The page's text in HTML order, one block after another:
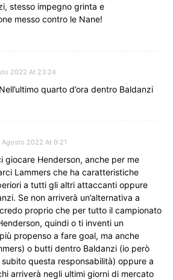
stesso impegno grinta e
messo contro le Nane!
2022 At 23:24
quarto d’ora dentro Baldanzi
Agosto 2022 At 9:21
giocare Henderson, anche per me
Lammers che ha caratteristiche
a tutti gli altri attaccanti oppure
Se non arriverà un’alternativa a
proprio che per tutto il campionato
quindi o ti inventi un
propenso a fare goal, ma anche
o butti dentro Baldanzi (io però
questa responsabilità) oppure a
arriverà negli ultimi giorni di mercato